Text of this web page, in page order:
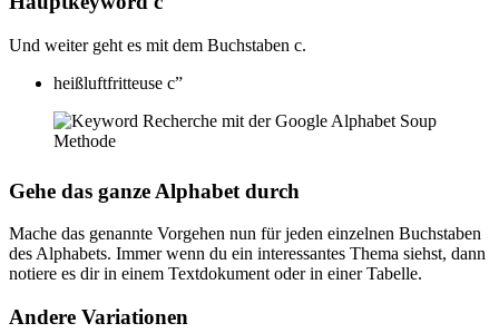
Und weiter geht es mit dem Buchstaben c.
heißluftfritteuse c”
Gehe das ganze Alphabet durch
Mache das genannte Vorgehen nun für jeden einzelnen Buchstaben
des Alphabets. Immer wenn du ein interessantes Thema siehst, dann
notiere es dir in einem Textdokument oder in einer Tabelle.
Andere Variationen